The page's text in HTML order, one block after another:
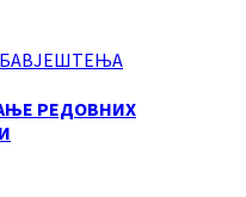
РЕДОВНИХ